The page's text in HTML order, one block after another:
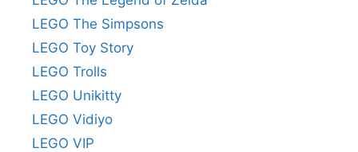
LEGO The Simpsons
LEGO Toy Story
LEGO Trolls
LEGO Unikitty
LEGO Vidiyo
LEGO VIP